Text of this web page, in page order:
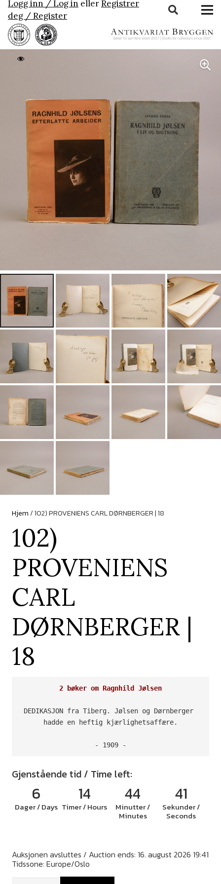
Logg inn / Log in ellerRegistrer
deg / Register
Hjem/ 102) PROVENIENS CARL DØRNBERGER | 18
102)
PROVENIENS
CARL
DØRNBERGER |
18
2 bøker om Ragnhild Jølsen
DEDIKASJON fra Tiberg. Jølsen og Dørnberger
hadde en heftig kjærlighetsaffære.
- 1909 -
Gjenstående tid / Time left:
6
Dager / Days
14
Timer / Hours
44
Minutter /
Minutes
40
Sekunder /
Seconds
Auksjonen avsluttes / Auction ends: 16. august 2026 19:41
Tidssone: Europe/Oslo